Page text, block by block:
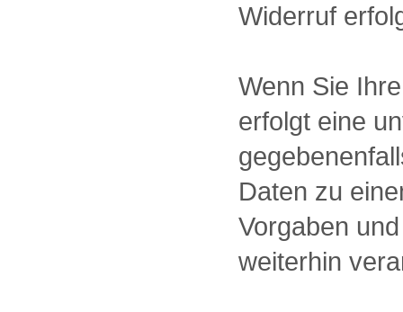
Widerruf
Wenn Sie
erfolgt eine
Daten zu
Vorgaben
weiterhin